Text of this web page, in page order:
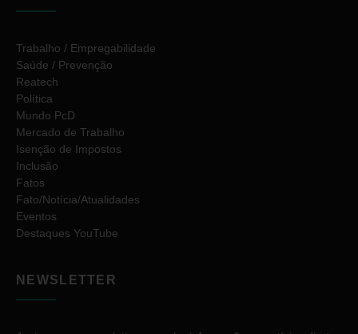
Trabalho / Empregabilidade
Saúde / Prevenção
Reatech
Política
Mundo PcD
Mercado de Trabalho
Isenção de Impostos
Inclusão
Fatos
Fato/Notícia/Atualidades
Eventos
Destaques YouTube
NEWSLETTER